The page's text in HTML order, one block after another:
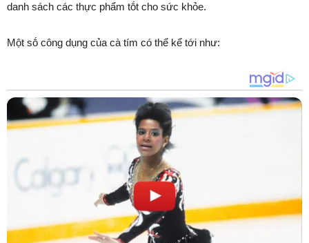
danh sách các thực phẩm tṓt cho sức khỏe.
Một sṓ cȏng dụng của cà tím có thể kể tới như: